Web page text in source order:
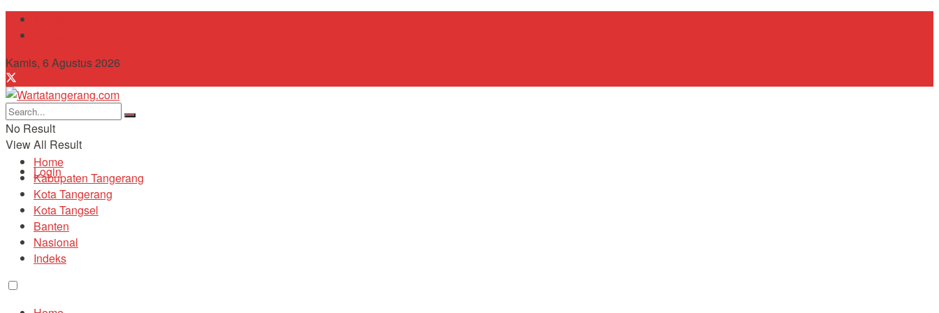
Kamis, 6 Agustus 2026
No Result
View All Result
Login
Home
Kabupaten Tangerang
Kota Tangerang
Kota Tangsel
Banten
Nasional
Indeks